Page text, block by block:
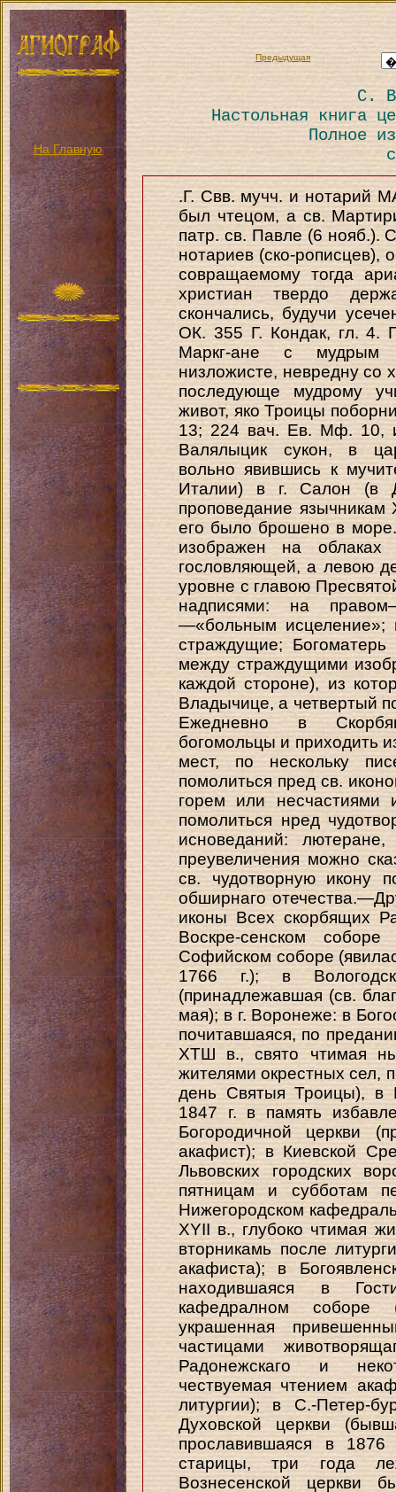
На Главную
Предыдущая
С.
Настольная книга
Полное
.Г. Свв. мучч. и нотарий
был чтецом, а св.
патр. св. Павле (6 нояб.).
нотариев (ско-рописцев),
совращаемому тогда
христиан твердо
скончались, будучи
ОК. 355 Г. Кондак, гл. 4.
Маркг-ане с мудрым
низложисте, невредну со
последующе мудрому
живот, яко Троицы
13; 224 вач. Ев. Мф. 10,
Валялыцик сукон, в
вольно явившись к
Италии) в г. Салон (в
проповедание
его было брошено в
изображен на
гословляющей, a левою
уровне с главою
надписями: на
—«больным исцеление»;
страждущие;
между страждущими
каждой стороне), из
Владычице, а четвертый
Ежедневно в
богомольцы и приходить
мест, по нескольку
помолиться пред св.
горем или
помолиться нред
исноведаний:
преувеличения можно
св. чудотворную икону
обширнаго
иконы Всех скорбящих
Воскре-сенском
Софийском соборе
1766 г.); в
(принадлежавшая (св.
мая); в г. Воронеже: в
почитавшаяся, по
ХТШ в., свято чтимая
жителями окрестных сел,
день Святыя Троицы), в
1847 г. в память
Богородичной церкви
акафист); в Киевской
Львовских городских
пятницам и субботам
Нижегородском
XYII в., глубоко чтимая
вторникамь после
акафиста); в
находившаяся в
кафедралном соборе
украшенная
частицами
Радонежскаго и
чествуемая чтением
литургии); в С.-Петер-
Духовской церкви
прославившаяся в
старицы, три года
Вознесенской церкви